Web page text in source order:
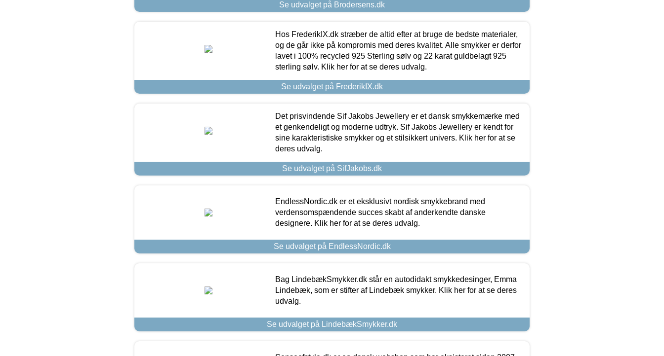
Se udvalget på Brodersens.dk
Hos FrederikIX.dk stræber de altid efter at bruge de bedste materialer,
og de går ikke på kompromis med deres kvalitet. Alle smykker er derfor
lavet i 100% recycled 925 Sterling sølv og 22 karat guldbelagt 925
sterling sølv. Klik her for at se deres udvalg.
Se udvalget på FrederikIX.dk
Det prisvindende Sif Jakobs Jewellery er et dansk smykkemærke med
et genkendeligt og moderne udtryk. Sif Jakobs Jewellery er kendt for
sine karakteristiske smykker og et stilsikkert univers. Klik her for at se
deres udvalg.
Se udvalget på SifJakobs.dk
EndlessNordic.dk er et eksklusivt nordisk smykkebrand med
verdensomspændende succes skabt af anderkendte danske
designere. Klik her for at se deres udvalg.
Se udvalget på EndlessNordic.dk
Bag LindebækSmykker.dk står en autodidakt smykkedesinger, Emma
Lindebæk, som er stifter af Lindebæk smykker. Klik her for at se deres
udvalg.
Se udvalget på LindebækSmykker.dk